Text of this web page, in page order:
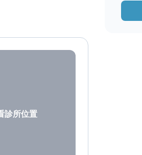
診所位置